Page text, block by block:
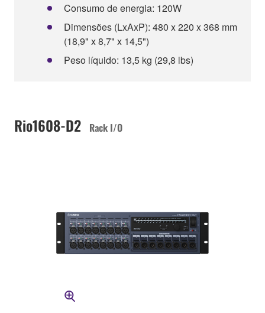
Consumo de energia: 120W
Dimensões (LxAxP): 480 x 220 x 368 mm
(18,9" x 8,7" x 14,5")
Peso líquido: 13,5 kg (29,8 lbs)
Rio1608-D2 Rack I/O